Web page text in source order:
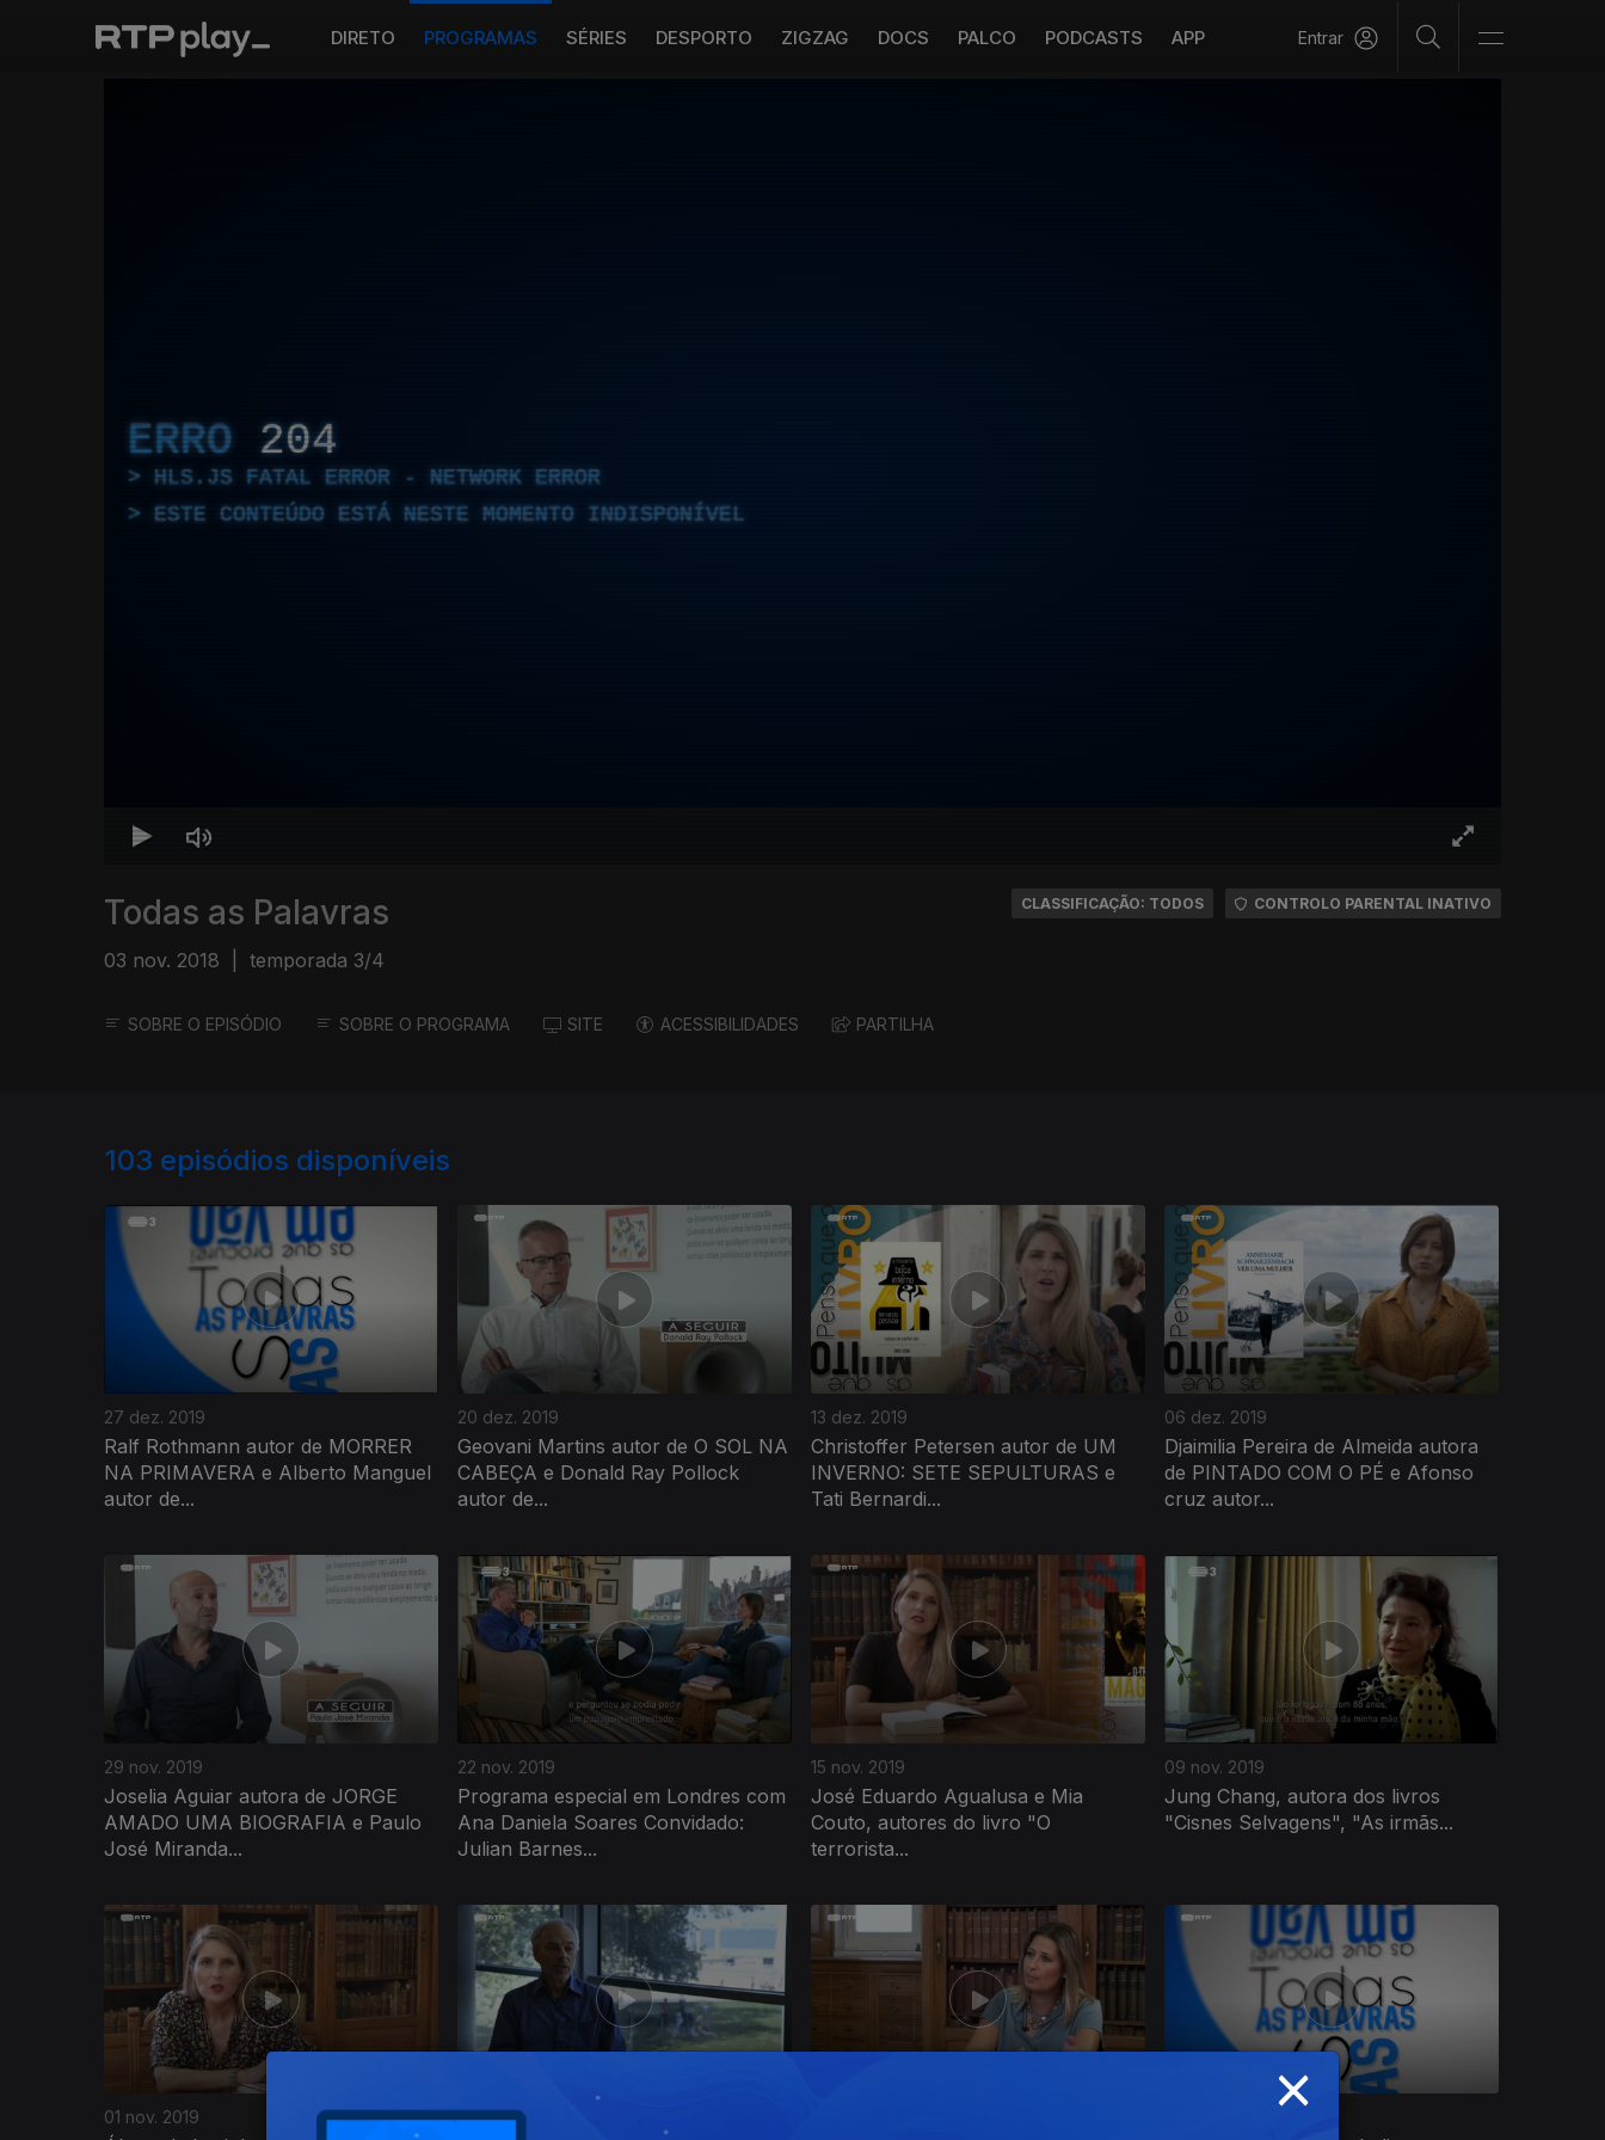
DIRETO PROGRAMAS SÉRIES DESPORTO ZIGZAG DOCS PALCO PODCASTS APP Entrar
ERRO 204
HLS.JS FATAL ERROR - NETWORK ERROR
ESTE CONTEÚDO ESTÁ NESTE MOMENTO INDISPONÍVEL
Todas as Palavras
03 nov. 2018 temporada 3/4
CLASSIFICAÇÃO: TODOS CONTROLO PARENTAL INATIVO
SOBRE O EPISÓDIO SOBRE O PROGRAMA SITE ACESSIBILIDADES PARTILHA
103 episódios disponíveis
27 dez. 2019
Ralf Rothmann autor de MORRER
NA PRIMAVERA e Alberto Manguel
autor de...
20 dez. 2019
Geovani Martins autor de O SOL NA
CABEÇA e Donald Ray Pollock
autor de...
13 dez. 2019
Christoffer Petersen autor de UM
INVERNO: SETE SEPULTURAS e
Tati Bernardi...
06 dez. 2019
Djaimilia Pereira de Almeida autora
de PINTADO COM O PÉ e Afonso
cruz autor...
29 nov. 2019
Joselia Aguiar autora de JORGE
AMADO UMA BIOGRAFIA e Paulo
José Miranda...
22 nov. 2019
Programa especial em Londres com
Ana Daniela Soares Convidado:
Julian Barnes...
15 nov. 2019
José Eduardo Agualusa e Mia
Couto, autores do livro "O
terrorista...
09 nov. 2019
Jung Chang, autora dos livros
"Cisnes Selvagens", "As irmãs...
01 nov. 2019 25 out. 2019
432802
×